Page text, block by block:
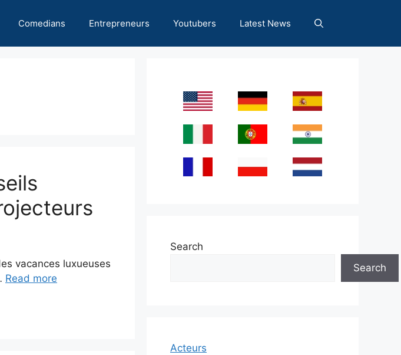
Comedians Entrepreneurs Youtubers Latest News
vacances luxueuses
Read more
Search
Search
Acteurs